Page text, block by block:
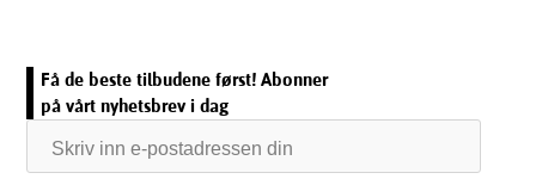
Få de beste tilbudene først! Abonner
på vårt nyhetsbrev i dag